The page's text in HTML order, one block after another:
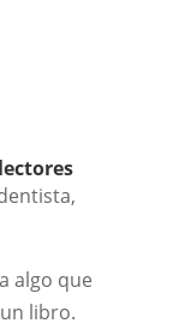
algo que
libro.